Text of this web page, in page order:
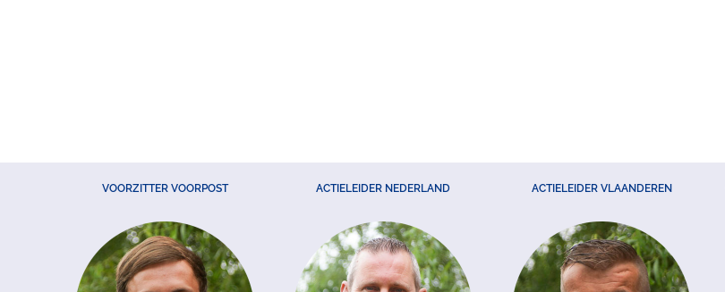
VOORZITTER VOORPOST ACTIELEIDER NEDERLAND ACTIELEIDER VLAANDEREN